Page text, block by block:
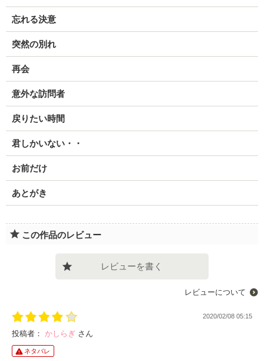
忘れる決意
突然の別れ
再会
意外な訪問者
戻りたい時間
君しかいない・・
お前だけ
あとがき
この作品のレビュー
レビューを書く
レビューについて
2020/02/08 05:15
投稿者： かしらぎ さん
ネタバレ